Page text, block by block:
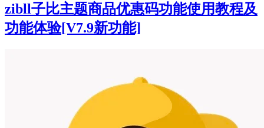
zibll子比主题商品优惠码功能使用教程及
功能体验[V7.9新功能]